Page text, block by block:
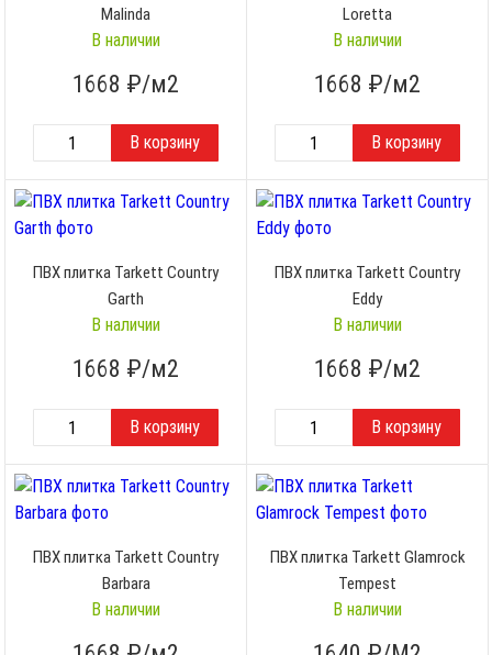
Malinda
В наличии
1668 ₽/м2
Loretta
В наличии
1668 ₽/м2
ПВХ плитка Tarkett Country
Garth
В наличии
1668 ₽/м2
ПВХ плитка Tarkett Country
Eddy
В наличии
1668 ₽/м2
ПВХ плитка Tarkett Country
Barbara
В наличии
ПВХ плитка Tarkett Glamrock
Tempest
В наличии